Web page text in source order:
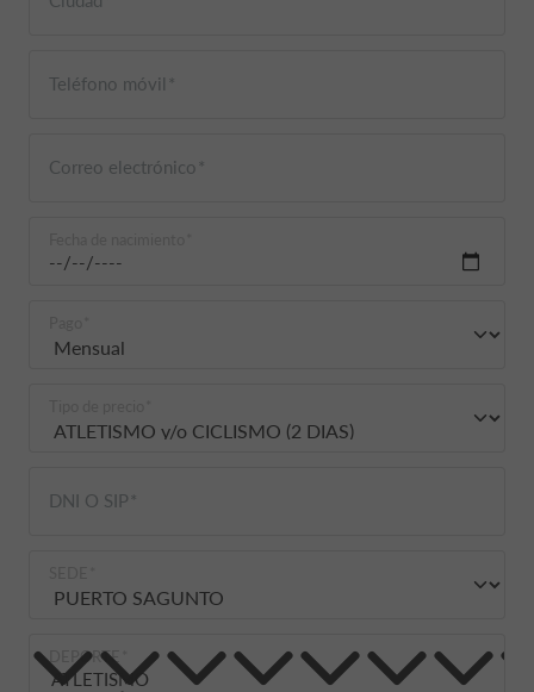
Teléfono móvil
Correo electrónico
DNI O SIP
DEPORTE